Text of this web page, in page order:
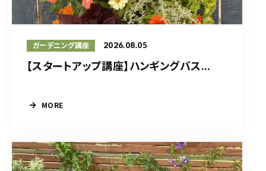
ガーデニング講座 2026.08.05
【スタートアップ講座】ハンギングバス...
MORE